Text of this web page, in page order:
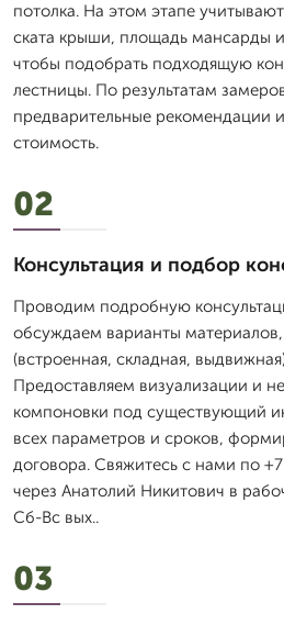
потолка. На этом этапе
ската крыши, площадь мансарды
чтобы подобрать подходящую
лестницы. По результатам
предварительные рекомендации
стоимость.
02
Консультация и подбор
Проводим подробную
обсуждаем варианты
(встроенная, складная,
Предоставляем визуализации и
компоновки под существующий
всех параметров и сроков,
договора. Свяжитесь с нами по
через Анатолий Никитович в
Сб-Вс вых..
03